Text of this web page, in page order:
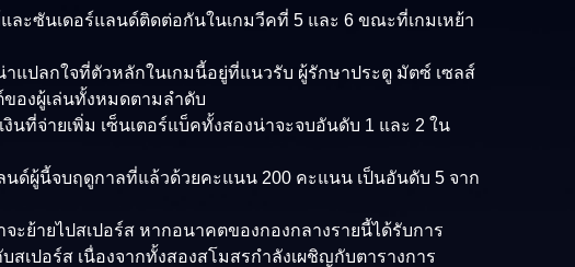
ละซันเดอร์แลนด์ติดต่อกันในเกมวีคที่ 5 และ 6 ขณะที่เกมเหย้า
าแปลกใจที่ตัวหลักในเกมนี้อยู่ที่แนวรับ ผู้รักษาประตู มัตซ์ เซลส์
ของผู้เล่นทั้งหมดตามลำดับ
ที่จ่ายเพิ่ม เซ็นเตอร์แบ็คทั้งสองน่าจะจบอันดับ 1 และ 2 ใน
นด์ผู้นี้จบฤดูกาลที่แล้วด้วยคะแนน 200 คะแนน เป็นอันดับ 5 จาก
ะย้ายไปสเปอร์ส หากอนาคตของกองกลางรายนี้ได้รับการ
เปอร์ส เนื่องจากทั้งสองสโมสรกำลังเผชิญกับตารางการ